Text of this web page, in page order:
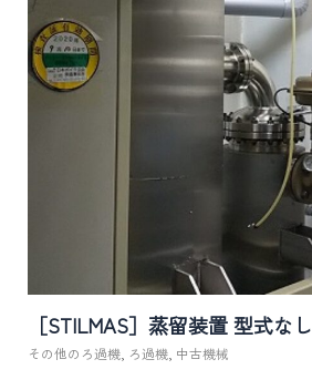
［STILMAS］蒸留装置 型式なし
その他のろ過機, ろ過機, 中古機械